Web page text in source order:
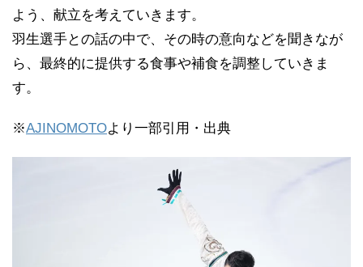
よう、献立を考えていきます。
羽生選手との話の中で、その時の意向などを聞きなが
ら、最終的に提供する食事や補食を調整していきま
す。
※AJINOMOTOより一部引用・出典